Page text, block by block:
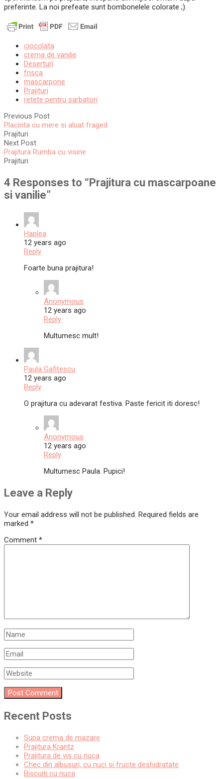
preferinte. La noi prefeate sunt bombonelele colorate ;).
ciocolata
crema de vanilie
Deserturi
frisca
mascarpone
Prajituri
retete pentru sarbatori
Previous Post
Placinta cu mere si aluat fraged
Prajituri
Next Post
Prajitura Rumba cu visine
Prajituri
4 Responses to “ Prajitura cu mascarpoane
si vanilie”
Haplea
12 years ago
Reply
Foarte buna prajitura!
Anonymous
12 years ago
Reply
Multumesc mult!
Paula Gafitescu
12 years ago
Reply
O prajitura cu adevarat festiva. Paste fericit iti doresc!
Anonymous
12 years ago
Reply
Multumesc Paula. Pupici!
Leave a Reply
Your email address will not be published. Required fields are
marked *
Comment *
Recent Posts
Supa crema de mazare
Prajitura Krantz
Prajitura de vis cu nuca
Chec din albusuri, cu nuci si fructe deshidratate
Biscuiti cu nuca